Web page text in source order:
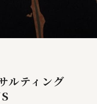
ルティング